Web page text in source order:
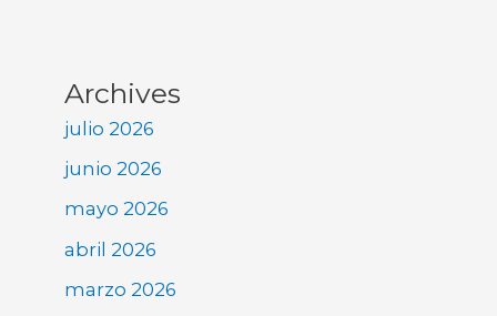
Archives
julio 2026
junio 2026
mayo 2026
abril 2026
marzo 2026